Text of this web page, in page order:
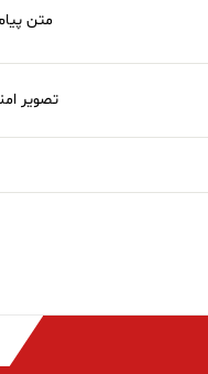
متن
تصویر